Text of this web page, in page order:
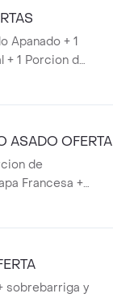
Apanado + 1
+ 1 Porcion de
+ 3
ASADO OFERTA
de
Francesa +
sobrebarriga y